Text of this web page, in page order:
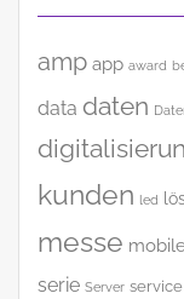
amp app award
data daten
kunden led
messe
serie Server service